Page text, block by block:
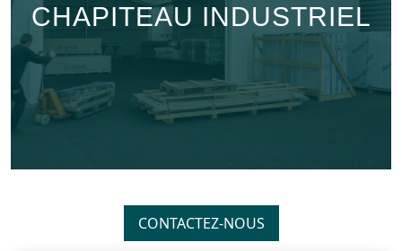
CHAPITEAU INDUSTRIEL
CONTACTEZ-NOUS